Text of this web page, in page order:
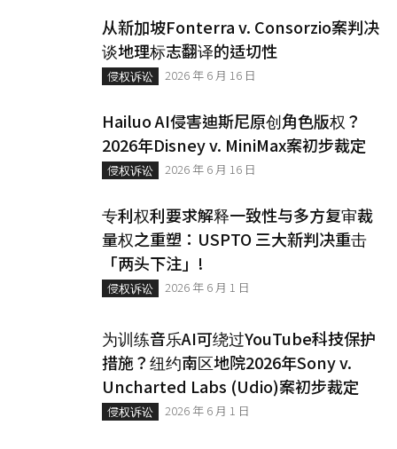
从新加坡Fonterra v. Consorzio案判决
谈地理标志翻译的适切性
侵权诉讼 2026 年 6 月 16 日
Hailuo AI侵害迪斯尼原创角色版权？
2026年Disney v. MiniMax案初步裁定
侵权诉讼 2026 年 6 月 16 日
专利权利要求解释一致性与多方复审裁
量权之重塑：USPTO 三大新判决重击
「两头下注」!
侵权诉讼 2026 年 6 月 1 日
为训练音乐AI可绕过YouTube科技保护
措施？纽约南区地院2026年Sony v.
Uncharted Labs (Udio)案初步裁定
侵权诉讼 2026 年 6 月 1 日